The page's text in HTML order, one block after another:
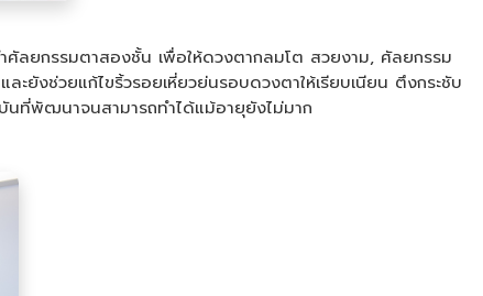
ลยกรรมตาสองชั้น เพื่อให้ดวงตากลมโต สวยงาม, ศัลยกรรม
ยังช่วยแก้ไขริ้วรอยเหี่ยวย่นรอบดวงตาให้เรียบเนียน ตึงกระชับ
ที่พัฒนาจนสามารถทำได้แม้อายุยังไม่มาก